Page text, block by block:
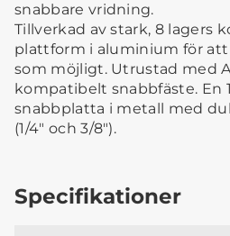
snabbare vridning.
Tillverkad av stark, 8 lagers
plattform i aluminium för att
som möjligt. Utrustad med
kompatibelt snabbfäste. En
snabbplatta i metall med
(1/4″ och 3/8″).
Specifikationer